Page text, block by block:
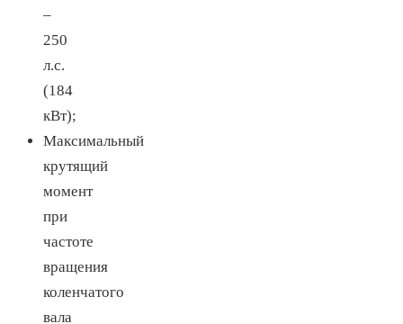
–
250
л.с.
(184
кВт);
Максимальный
крутящий
момент
при
частоте
вращения
коленчатого
вала